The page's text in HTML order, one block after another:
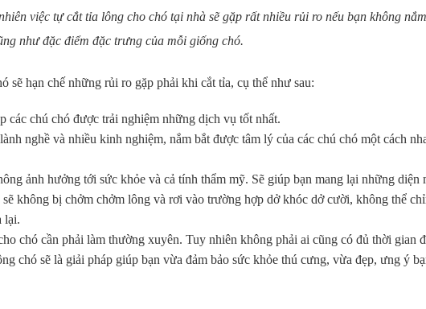
việc tự cắt tỉa lông cho chó tại nhà sẽ gặp rất nhiều rủi ro nếu bạn không nắm
như đặc điểm đặc trưng của mỗi giống chó.
sẽ hạn chế những rủi ro gặp phải khi cắt tỉa, cụ thể như sau:
các chú chó được trải nghiệm những dịch vụ tốt nhất.
nghề và nhiều kinh nghiệm, nắm bắt được tâm lý của các chú chó một cách
ảnh hưởng tới sức khỏe và cả tính thẩm mỹ. Sẽ giúp bạn mang lại những diện
không bị chởm chởm lông và rơi vào trường hợp dở khóc dở cười, không thể
lại.
chó cần phải làm thường xuyên. Tuy nhiên không phải ai cũng có đủ thời gian
chó sẽ là giải pháp giúp bạn vừa đảm bảo sức khỏe thú cưng, vừa đẹp, ưng ý